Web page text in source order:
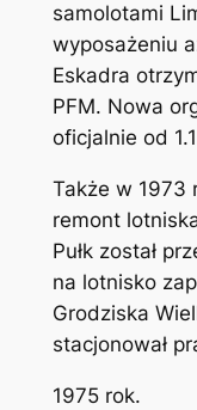
samolotami
wyposażeniu
Eskadra
PFM. Nowa
oficjalnie od
Także w 1973
remont
Pułk został
na lotnisko
Grodziska
stacjonował
1975 rok.